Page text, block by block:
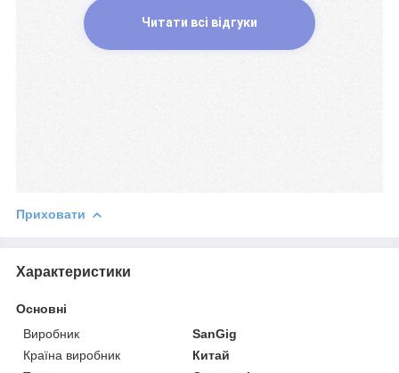
Читати всі відгуки
Приховати
Характеристики
Основні
Виробник
SanGig
Країна виробник
Китай